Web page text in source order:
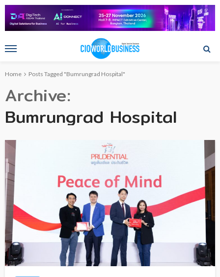
Home Posts Tagged "Bumrungrad Hospital"
Archive
Bumrungrad Hospital